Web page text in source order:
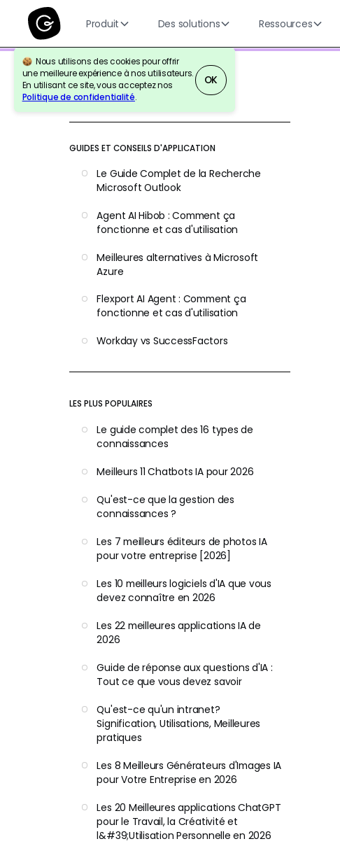
Produit Des solutions Ressources
Nous utilisons des cookies pour offrir
une meilleure expérience à nos utilisateurs.
En utilisant ce site, vous acceptez nos
Politique de confidentialité.
OK
Retour à la référence
GUIDES ET CONSEILS D'APPLICATION
Le Guide Complet de la Recherche
Microsoft Outlook
Agent AI Hibob : Comment ça
fonctionne et cas d'utilisation
Meilleures alternatives à Microsoft
Azure
Flexport AI Agent : Comment ça
fonctionne et cas d'utilisation
Workday vs SuccessFactors
LES PLUS POPULAIRES
Le guide complet des 16 types de
connaissances
Meilleurs 11 Chatbots IA pour 2026
Qu'est-ce que la gestion des
connaissances ?
Les 7 meilleurs éditeurs de photos IA
pour votre entreprise [2026]
Les 10 meilleurs logiciels d'IA que vous
devez connaître en 2026
Les 22 meilleures applications IA de
2026
Guide de réponse aux questions d'IA :
Tout ce que vous devez savoir
Qu'est-ce qu'un intranet?
Signification, Utilisations, Meilleures
pratiques
Les 8 Meilleurs Générateurs d'Images IA
pour Votre Entreprise en 2026
Les 20 Meilleures applications ChatGPT
pour le Travail, la Créativité et
l&#39;Utilisation Personnelle en 2026